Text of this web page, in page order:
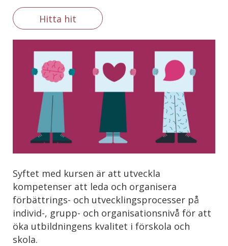
Hitta hit
Syftet med kursen är att utveckla
kompetenser att leda och organisera
förbättrings- och utvecklingsprocesser på
individ-, grupp- och organisationsnivå för att
öka utbildningens kvalitet i förskola och
skola.